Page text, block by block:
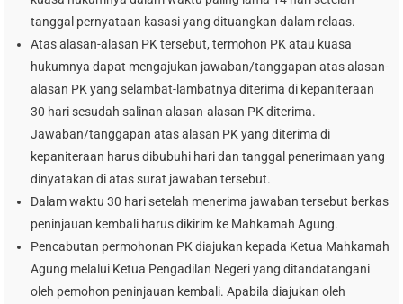
tanggal pernyataan kasasi yang dituangkan dalam relaas.
Atas alasan-alasan PK tersebut, termohon PK atau kuasa
hukumnya dapat mengajukan jawaban/tanggapan atas alasan-
alasan PK yang selambat-lambatnya diterima di kepaniteraan
30 hari sesudah salinan alasan-alasan PK diterima.
Jawaban/tanggapan atas alasan PK yang diterima di
kepaniteraan harus dibubuhi hari dan tanggal penerimaan yang
dinyatakan di atas surat jawaban tersebut.
Dalam waktu 30 hari setelah menerima jawaban tersebut berkas
peninjauan kembali harus dikirim ke Mahkamah Agung.
Pencabutan permohonan PK diajukan kepada Ketua Mahkamah
Agung melalui Ketua Pengadilan Negeri yang ditandatangani
oleh pemohon peninjauan kembali. Apabila diajukan oleh